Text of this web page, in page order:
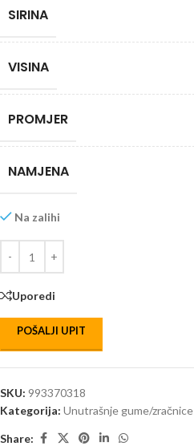
SIRINA
VISINA
PROMJER
NAMJENA
Na zalihi
Uporedi
POŠALJI UPIT
SKU: 993370318
Kategorija: Unutrašnje gume/zračnice
Share: